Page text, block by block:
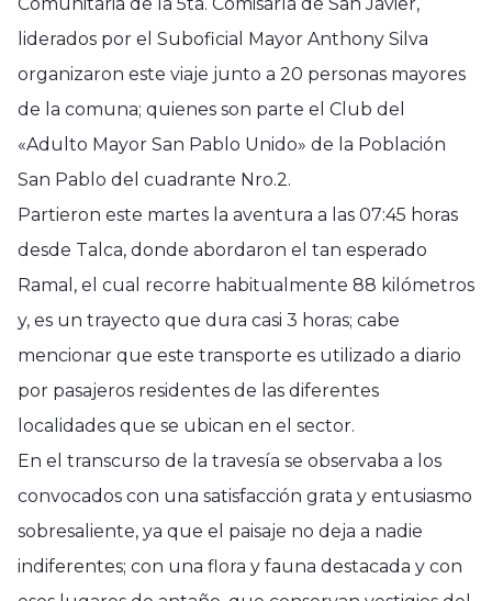
liderados por el Suboficial Mayor Anthony Silva
organizaron este viaje junto a 20 personas mayores
de la comuna; quienes son parte el Club del
«Adulto Mayor San Pablo Unido» de la Población
San Pablo del cuadrante Nro.2.
Partieron este martes la aventura a las 07:45 horas
desde Talca, donde abordaron el tan esperado
Ramal, el cual recorre habitualmente 88 kilómetros
y, es un trayecto que dura casi 3 horas; cabe
mencionar que este transporte es utilizado a diario
por pasajeros residentes de las diferentes
localidades que se ubican en el sector.
En el transcurso de la travesía se observaba a los
convocados con una satisfacción grata y entusiasmo
sobresaliente, ya que el paisaje no deja a nadie
indiferentes; con una flora y fauna destacada y con